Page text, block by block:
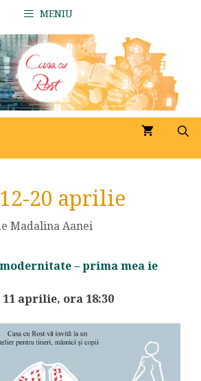
MENIU
20 aprilie
Madalina Aanei
– prima mea ie
11 aprilie, ora 18:30